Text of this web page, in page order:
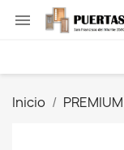

Inicio PREMIUM